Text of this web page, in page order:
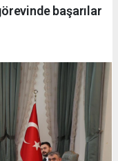
başarılar